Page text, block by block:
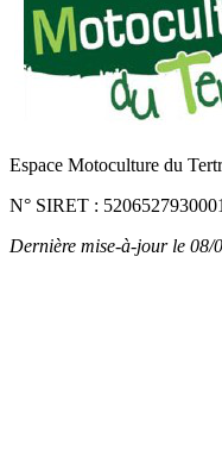
Espace Motoculture du
N° SIRET :
Dernière mise-à-jour le 08/